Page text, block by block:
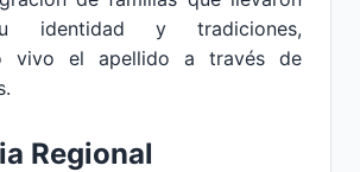
identidad y tradiciones,
vivo el apellido a través de
Regional